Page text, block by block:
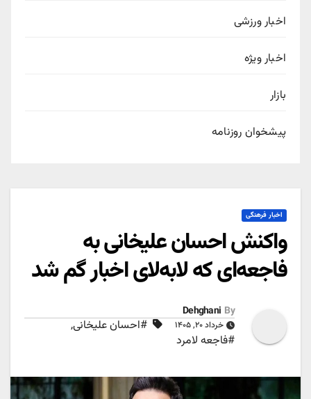
اخبار ورزشی
اخبار ویژه
بازار
پیشخوان روزنامه
اخبار فرهنگی
واکنش احسان علیخانی به
فاجعه‌ای که لابه‌لای اخبار گم شد
By
Dehghani
خرداد ۲۰, ۱۴۰۵ #احسان علیخانی,
#فاجعه لامرد